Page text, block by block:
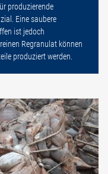
produzierende
Eine saubere
ist jedoch
Regranulat können
produziert werden.